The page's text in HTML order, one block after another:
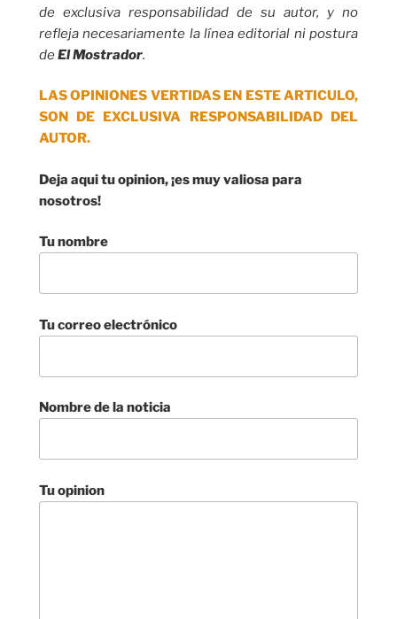
de exclusiva responsabilidad de su autor, y no
refleja necesariamente la línea editorial ni postura
deEl Mostrador.
LAS OPINIONES VERTIDAS EN ESTE ARTICULO,
SON DE EXCLUSIVA RESPONSABILIDAD DEL
AUTOR.
Deja aqui tu opinion, ¡es muy valiosa para
nosotros!
Tu nombre
Tu correo electrónico
Nombre de la noticia
Tu opinion